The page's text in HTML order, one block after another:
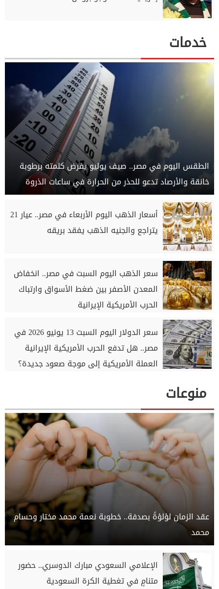
خدمات
الطقس اليوم في مصر.. صيف يوليو يفرض كلمته برطوبة
خانقة والأرصاد تدعو للحذر من الحرارة في ساعات الذروة
أسعار الذهب اليوم الأربعاء في مصر.. عيار 21
يتراجع والجنيه الذهب يفقد بريقه
سعر الذهب اليوم السبت في مصر.. انخفاض
المعدن الأصفر بين ضغط الأسواق وارتباك
الحرب الأمريكية الإيرانية
سعر الدولار اليوم السبت 13 يونيو 2026 في
مصر.. هل تدفع الحرب الأمريكية الإيرانية
العملة الأمريكية إلى موجة صعود جديدة؟
منوعات
عقد الزمان لؤلؤةً بصدفة.. خطوبة نعمة محمد مختار وحسام
محمد
الإعلامي السعودي مبارك الدوسري.. حضور
متنامٍ في تغطية الكرة السعودية